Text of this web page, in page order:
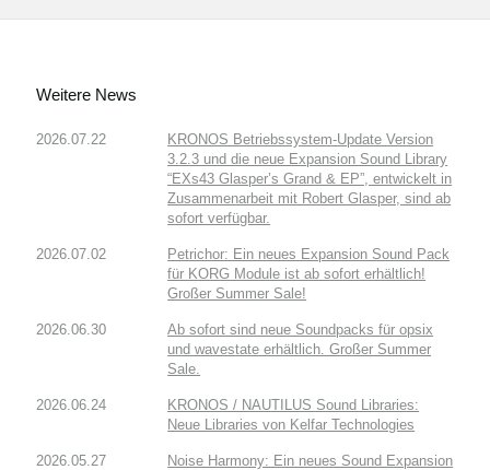
Weitere News
2026.07.22
KRONOS Betriebssystem-Update Version
3.2.3 und die neue Expansion Sound Library
“EXs43 Glasper’s Grand & EP”, entwickelt in
Zusammenarbeit mit Robert Glasper, sind ab
sofort verfügbar.
2026.07.02
Petrichor: Ein neues Expansion Sound Pack
für KORG Module ist ab sofort erhältlich!
Großer Summer Sale!
2026.06.30
Ab sofort sind neue Soundpacks für opsix
und wavestate erhältlich. Großer Summer
Sale.
2026.06.24
KRONOS / NAUTILUS Sound Libraries:
Neue Libraries von Kelfar Technologies
2026.05.27
Noise Harmony: Ein neues Sound Expansion